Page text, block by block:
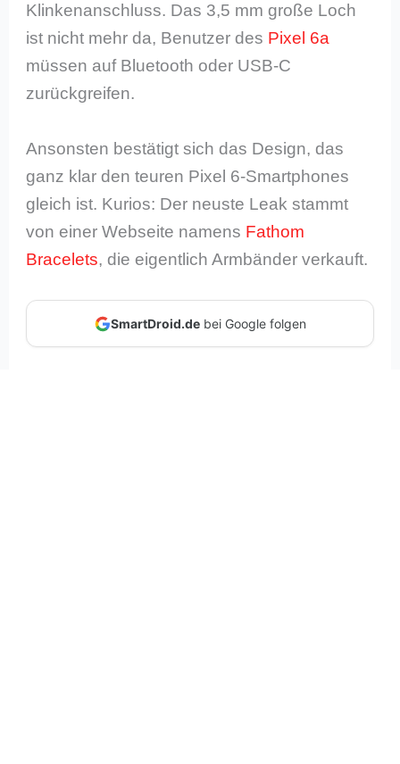
Klinkenanschluss. Das 3,5 mm große Loch
ist nicht mehr da, Benutzer des Pixel 6a
müssen auf Bluetooth oder USB-C
zurückgreifen.
Ansonsten bestätigt sich das Design, das
ganz klar den teuren Pixel 6-Smartphones
gleich ist. Kurios: Der neuste Leak stammt
von einer Webseite namens Fathom
Bracelets, die eigentlich Armbänder verkauft.
SmartDroid.debei Google folgen